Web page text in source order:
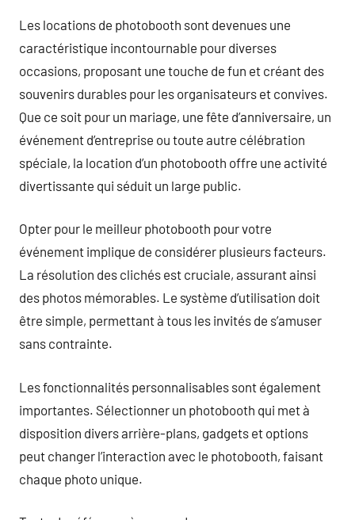
Les locations de photobooth sont devenues une
caractéristique incontournable pour diverses
occasions, proposant une touche de fun et créant des
souvenirs durables pour les organisateurs et convives.
Que ce soit pour un mariage, une fête d’anniversaire, un
événement d’entreprise ou toute autre célébration
spéciale, la location d’un photobooth offre une activité
divertissante qui séduit un large public.
Opter pour le meilleur photobooth pour votre
événement implique de considérer plusieurs facteurs.
La résolution des clichés est cruciale, assurant ainsi
des photos mémorables. Le système d’utilisation doit
être simple, permettant à tous les invités de s’amuser
sans contrainte.
Les fonctionnalités personnalisables sont également
importantes. Sélectionner un photobooth qui met à
disposition divers arrière-plans, gadgets et options
peut changer l’interaction avec le photobooth, faisant
chaque photo unique.